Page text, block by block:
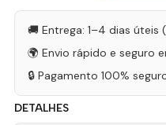
🚚 Entrega: 1–4 dias úteis
🌍 Envio rápido e seguro
🔒 Pagamento 100%
DETALHES